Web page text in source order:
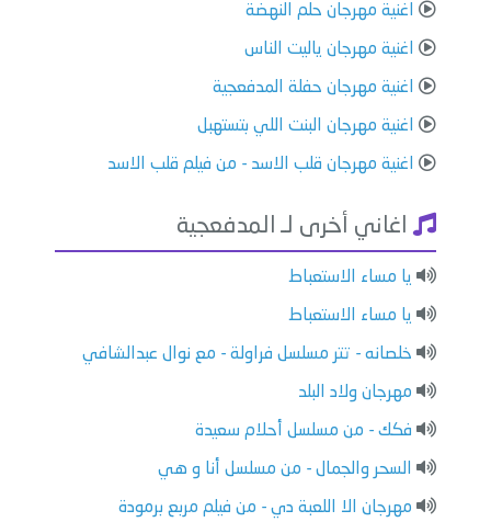
اغنية مهرجان حلم النهضة
اغنية مهرجان ياليت الناس
اغنية مهرجان حفلة المدفعجية
اغنية مهرجان البنت اللي بتستهبل
اغنية مهرجان قلب الاسد - من فيلم قلب الاسد
اغاني أخرى لـ المدفعجية
يا مساء الاستعباط
يا مساء الاستعباط
خلصانه - تتر مسلسل فراولة - مع نوال عبدالشافي
مهرجان ولاد البلد
فكك - من مسلسل أحلام سعيدة
السحر والجمال - من مسلسل أنا و هي
مهرجان الا اللعبة دي - من فيلم مربع برمودة